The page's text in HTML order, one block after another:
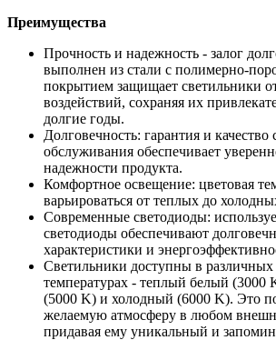
Преимущества
Прочность и надежность - залог
выполнен из стали с полимерно-
покрытием защищает светильники
воздействий, сохраняя их
долгие годы.
Долговечность: гарантия и качество
обслуживания обеспечивает
надежности продукта.
Комфортное освещение: цветовая
варьироваться от теплых до
Современные светодиоды:
светодиоды обеспечивают
характеристики и
Светильники доступны в
температурах - теплый белый (3000
(5000 K) и холодный (6000 K). Это
желаемую атмосферу в любом
придавая ему уникальный и